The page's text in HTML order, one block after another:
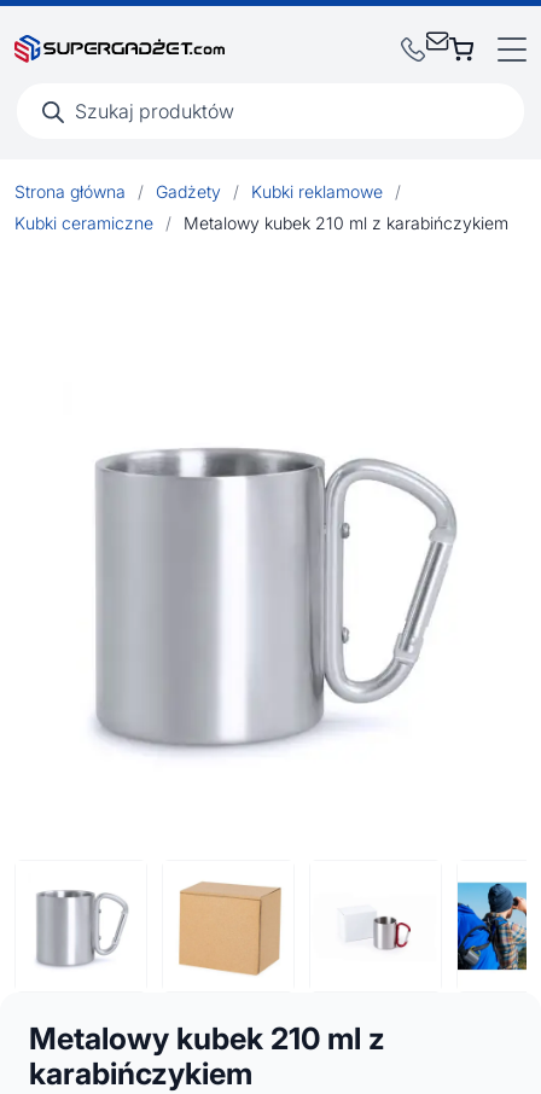
produktów
Strona główna / Gadżety / Kubki reklamowe
/
Kubki ceramiczne
/ Metalowy kubek 210 ml z karabińczykiem
Metalowy kubek 210 ml z
karabińczykiem